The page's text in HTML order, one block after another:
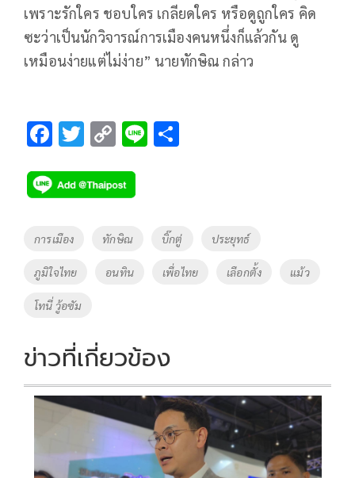
เพราะรักใคร ชอบใคร เกลียดใคร หรือดูถูกใคร คิด
ซะว่าเป็นนักวิจารณ์การเมืองคนหนึ่งก็แล้วกัน ดู
เหมือนง่ายแต่ไม่ง่าย” นายทักษิณ กล่าว
F
e
b
o
o
k
T
tt
er
C
p
y
Li
n
k
Li
Tags
การเมือง ทักษิณ บิ๊กตู่ ประยุทธ์
ภูมิใจไทย อนทิน เพื่อไทย เลือกตั้ง แม้ว
โทนี่ วู้อซัม
ข่าวที่เกี่ยวข้อง